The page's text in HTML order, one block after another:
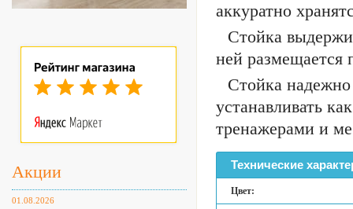
Акции
01.08.2026
аккуратно
Стойка
ней размещается
Стойка
устанавливать
тренажерами и
Технические
Цвет: